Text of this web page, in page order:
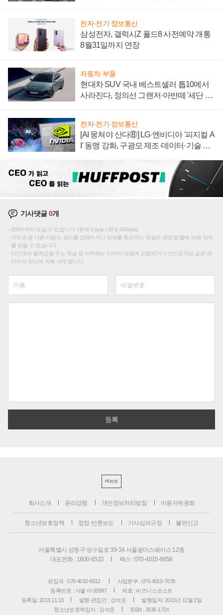
전자·전기·정보통신
삼성전자, 갤럭시Z 폴드8 사전예약 개통
8월31일까지 연장
자동차·부품
현대차 SUV 국내 베스트셀러 톱10에서
사라진다, 정의선 그랜저·아반떼 '세단 쌍
전자·전기·정보통신
[AI 뭉쳐야 산다⑧] LG·엔비디아 '피지컬 A
I' 동맹 강화, 구광모 제조·데이터·기술 결
기사댓글0개
200자까지 쓰실 수 있습니다. (현재 0 byte / 최대 400byte)
저작권 등 다른 사람의 권리를 침해하거나 명예를 훼손하는 댓글은 관련 법률에 의해 제재
를 받을 수 있습니다.
타인에게 불쾌감을 주는 욕설 등 비하하는 단어가 내용에 포함되거나 인신공격성 글은 관
리자의 판단에 의해 삭제 합니다.
PC버전
회사소개 윤리강령 개인정보처리방침 이용자위원회
청소년보호정책 정정·반론보도 기사심의규정 불편신고
서울특별시 성동구 성수일로 39-34 서울숲더스페이스 12층
대표전화 : 1800-6522
팩스 : 070-4015-8658
편집국 : 070-4010-8512
사업본부 : 070-4010-7078
등록번호 : 서울 아 02897
제호 : 비즈니스포스트
등록일: 2013.11.13
발행·편집인 : 강석운
발행일자: 2013년 12월 2일
청소년보호책임자 : 강석운
ISSN : 2636-171X